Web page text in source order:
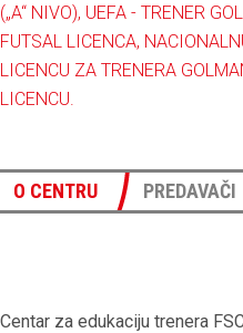
(„A“ NIVO), UEFA - TRENER
FUTSAL LICENCA,
LICENCU ZA TRENERA
LICENCU.
O CENTRU PREDAVAČI
Centar za edukaciju trenera